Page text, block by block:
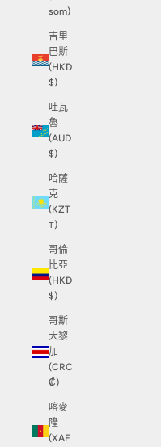
som)
吉里
巴斯
(HKD
$)
吐瓦
魯
(AUD
$)
哈薩
克
(KZT
₸)
哥倫
比亞
(HKD
$)
哥斯
大黎
加
(CRC
₡)
喀麥
隆
(XAF